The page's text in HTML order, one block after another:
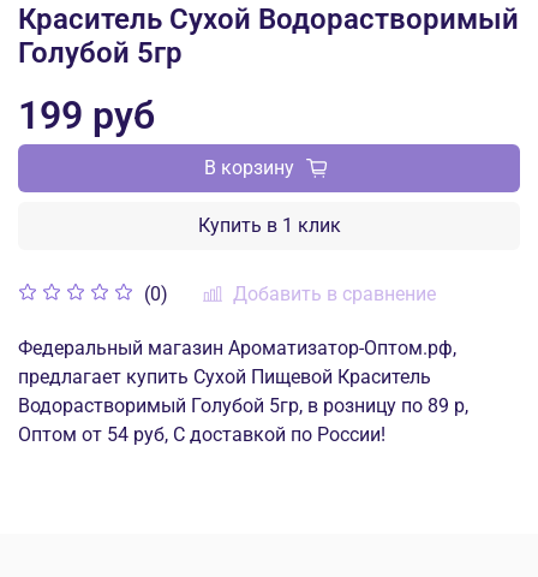
Краситель Сухой Водорастворимый
Голубой 5гр
(0) Добавить в сравнение
199 руб
В корзину
Купить в 1 клик
Федеральный магазин Ароматизатор-Оптом.рф,
предлагает купить Сухой Пищевой Краситель
Водорастворимый Голубой 5гр, в розницу по 89 р,
Оптом от 54 руб, С доставкой по России!